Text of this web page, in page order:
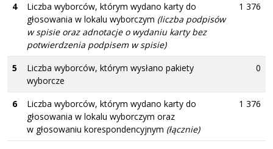
4
Liczba wyborców, którym wydano karty do
głosowania w lokalu wyborczym (liczba podpisów
w spisie oraz adnotacje o wydaniu karty bez
potwierdzenia podpisem w spisie)
1 376
5
Liczba wyborców, którym wysłano pakiety
wyborcze
0
6
Liczba wyborców, którym wydano karty do
głosowania w lokalu wyborczym oraz
w głosowaniu korespondencyjnym (łącznie)
1 376